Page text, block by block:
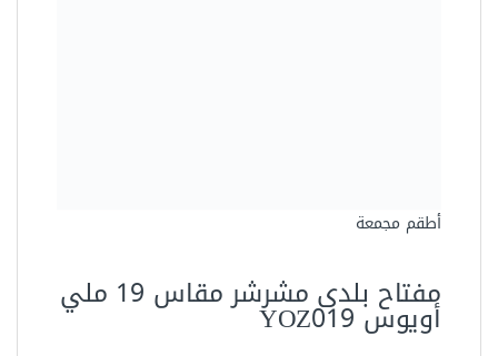
أطقم مجمعة
مفتاح بلدى مشرشر مقاس 19 ملي
أويوس YOZ019